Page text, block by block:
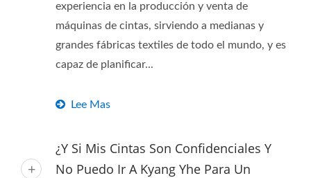
experiencia en la producción y venta de
máquinas de cintas, sirviendo a medianas y
grandes fábricas textiles de todo el mundo, y es
capaz de planificar...
Lee Mas
¿Y Si Mis Cintas Son Confidenciales Y
No Puedo Ir A Kyang Yhe Para Un